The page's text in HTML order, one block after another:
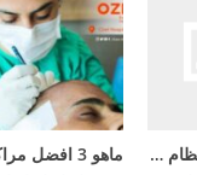
هل يؤثر عدم انتظام الدورة الشهرية على الحمل